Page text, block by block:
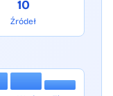
10
Źródeł